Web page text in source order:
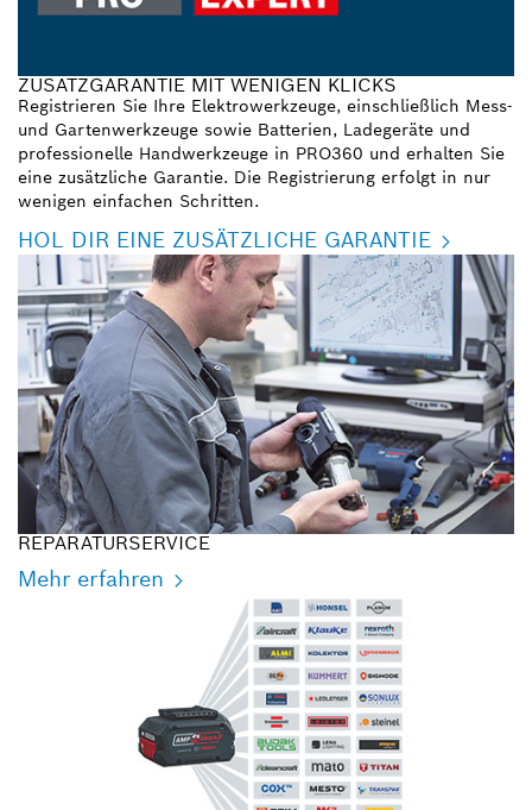
ZUSATZGARANTIE MIT WENIGEN KLICKS
Registrieren Sie Ihre Elektrowerkzeuge, einschließlich Mess-
und Gartenwerkzeuge sowie Batterien, Ladegeräte und
professionelle Handwerkzeuge in PRO360 und erhalten Sie
eine zusätzliche Garantie. Die Registrierung erfolgt in nur
wenigen einfachen Schritten.
HOL DIR EINE ZUSÄTZLICHE GARANTIE
REPARATURSERVICE
Mehr erfahren